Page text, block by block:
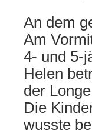
An dem
Am
4- und 5-
Helen
der
Die
wusste